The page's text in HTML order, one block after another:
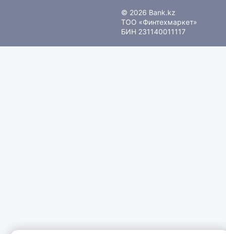
© 2026 Bank.kz
ТОО «Финтехмаркет»
БИН 231140011117